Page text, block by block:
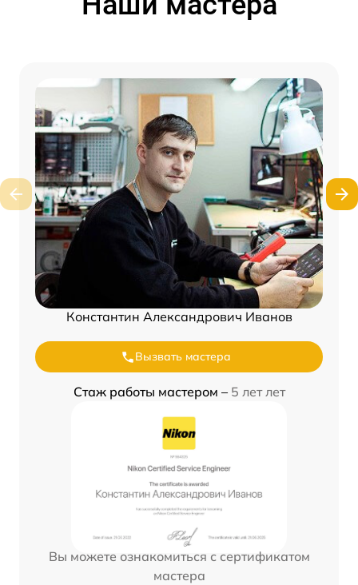
Константин Александрович Иванов
Вызвать мастера
Стаж работы мастером – 5 лет лет
Вы можете ознакомиться с сертификатом
мастера